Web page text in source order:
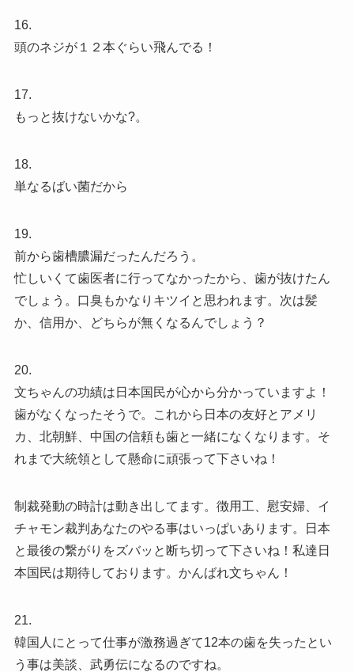
16.
頭のネジが１２本ぐらい飛んでる！
17.
もっと抜けないかな?。
18.
単なるばい菌だから
19.
前から歯槽膿漏だったんだろう。
忙しいくて歯医者に行ってなかったから、歯が抜けたん
でしょう。口臭もかなりキツイと思われます。次は髪
か、信用か、どちらが無くなるんでしょう？
20.
文ちゃんの功績は日本国民が心から分かっていますよ！
歯がなくなったそうで。これから日本の友好とアメリ
カ、北朝鮮、中国の信頼も歯と一緒になくなります。そ
れまで大統領として懸命に頑張って下さいね！
制裁発動の時計は動き出してます。徴用工、慰安婦、イ
チャモン裁判あなたのやる事はいっぱいあります。日本
と最後の繋がりをズバッと断ち切って下さいね！私達日
本国民は期待しております。かんばれ文ちゃん！
21.
韓国人にとって仕事が激務過ぎて12本の歯を失ったとい
う事は美談、武勇伝になるのですね。